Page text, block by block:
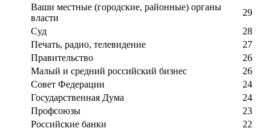
Ваши местные (городские, районные) органы
власти
29
Суд
28
Печать, радио, телевидение
27
Правительство
26
Малый и средний российский бизнес
26
Совет Федерации
24
Государственная Дума
24
Профсоюзы
23
Российские банки
22